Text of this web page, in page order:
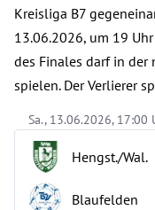
Kreisliga B7
13.06.2026, um 19
des Finales darf in der
spielen. Der Verlierer
Sa., 13.06.2026, 17:00
Hengst./Wal.
Blaufelden